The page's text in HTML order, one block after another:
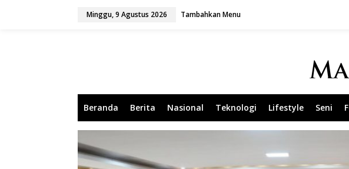
Minggu, 9 Agustus 2026 Tambahkan Menu
Beranda Berita Nasional Teknologi Lifestyle Seni